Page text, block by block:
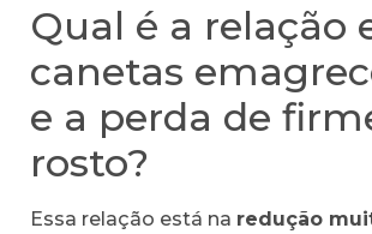
Qual é a relação
canetas
e a perda de
rosto?
Essa relação está na redução